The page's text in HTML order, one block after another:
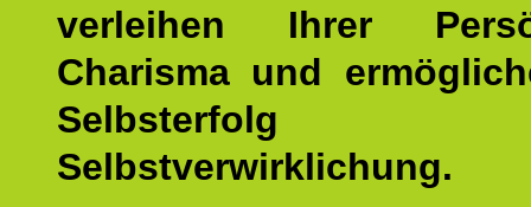
verleihen Ihrer
Charisma und
Selbstverwirklichung.